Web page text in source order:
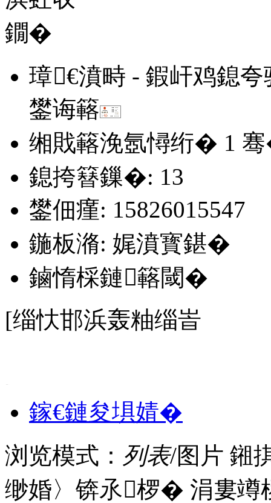
璋€濆畤 - 鍜屽鸡鎴
鐢诲簵
缃戝簵浼氬憳绗� 1
鎴挎簮鏁�: 13
鐢佃瘽: 15826015547
鍦板潃: 娓濆寳鍖�
鏀惰棌鏈簵閾�
[缁忕邯浜轰粙缁峕
鎵€鏈夋埧婧�
浏览模式： 列表/图片 鎺
缈婚〉锛氶椤� 涓婁